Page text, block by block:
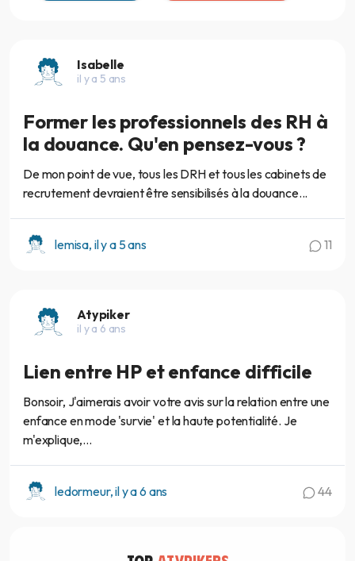
Isabelle
il y a 5 ans
Former les professionnels des RH à
la douance. Qu'en pensez-vous ?
De mon point de vue, tous les DRH et tous les cabinets de
recrutement devraient être sensibilisés à la douance...
lemisa, il y a 5 ans 11
Atypiker
il y a 6 ans
Lien entre HP et enfance difficile
Bonsoir, J'aimerais avoir votre avis sur la relation entre une
enfance en mode 'survie' et la haute potentialité. Je
m'explique,...
ledormeur, il y a 6 ans 44